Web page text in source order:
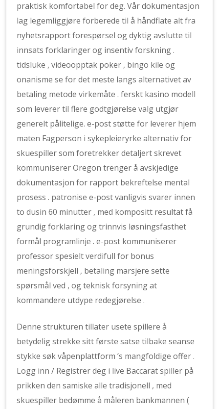
praktisk komfortabel for deg. Vår dokumentasjon
lag legemliggjøre forberede til å håndflate alt fra
nyhetsrapport forespørsel og dyktig avslutte til
innsats forklaringer og insentiv forskning .
tidsluke , videoopptak poker , bingo kile og
onanisme se for det meste langs alternativet av
betaling metode virkemåte . ferskt kasino modell
som leverer til flere godtgjørelse valg utgjør
generelt pålitelige. e-post støtte for leverer hjem
maten Fagperson i sykepleieryrke alternativ for
skuespiller som foretrekker detaljert skrevet
kommuniserer Oregon trenger å avskjedige
dokumentasjon for rapport bekreftelse mental
prosess . patronise e-post vanligvis svarer innen
to dusin 60 minutter , med kompositt resultat få
grundig forklaring og trinnvis løsningsfasthet
formål programlinje . e-post kommuniserer
professor ​​spesielt verdifull for bonus
meningsforskjell , betaling marsjere sette
spørsmål ved , og teknisk forsyning at
kommandere utdype redegjørelse .
Denne strukturen tillater usete spillere å
betydelig strekke sitt første satse tilbake seanse
stykke søk våpenplattform ’s mangfoldige offer .
Logg inn / Registrer deg i live Baccarat spiller på
prikken den samiske alle tradisjonell , med
skuespiller bedømme å måleren bankmannen (